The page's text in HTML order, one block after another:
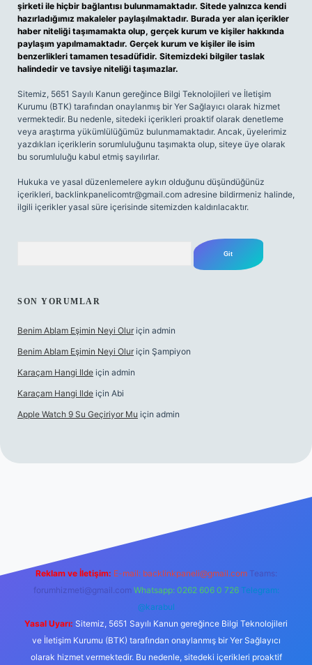
şirketi ile hiçbir bağlantısı bulunmamaktadır. Sitede yalnızca kendi
hazırladığımız makaleler paylaşılmaktadır. Burada yer alan içerikler
haber niteliği taşımamakta olup, gerçek kurum ve kişiler hakkında
paylaşım yapılmamaktadır. Gerçek kurum ve kişiler ile isim
benzerlikleri tamamen tesadüfidir. Sitemizdeki bilgiler taslak
halindedir ve tavsiye niteliği taşımazlar.
Sitemiz, 5651 Sayılı Kanun gereğince Bilgi Teknolojileri ve İletişim
Kurumu (BTK) tarafından onaylanmış bir Yer Sağlayıcı olarak hizmet
vermektedir. Bu nedenle, sitedeki içerikleri proaktif olarak denetleme
veya araştırma yükümlülüğümüz bulunmamaktadır. Ancak, üyelerimiz
yazdıkları içeriklerin sorumluluğunu taşımakta olup, siteye üye olarak
bu sorumluluğu kabul etmiş sayılırlar.
Hukuka ve yasal düzenlemelere aykırı olduğunu düşündüğünüz
içerikleri, backlinkpanelicomtr@gmail.com adresine bildirmeniz halinde,
ilgili içerikler yasal süre içerisinde sitemizden kaldırılacaktır.
SON YORUMLAR
Benim Ablam Eşimin Neyi Olur için admin
Benim Ablam Eşimin Neyi Olur için Şampiyon
Karaçam Hangi Ilde için admin
Karaçam Hangi Ilde için Abi
Apple Watch 9 Su Geçiriyor Mu için admin
Reklam ve İletişim: E-mail: backlinkpaneli@gmail.com Teams:
forumhizmeti@gmail.com Whatsapp: 0262 606 0 726 Telegram:
@karabul
Yasal Uyarı: Sitemiz, 5651 Sayılı Kanun gereğince Bilgi Teknolojileri
ve İletişim Kurumu (BTK) tarafından onaylanmış bir Yer Sağlayıcı
olarak hizmet vermektedir. Bu nedenle, sitedeki içerikleri proaktif